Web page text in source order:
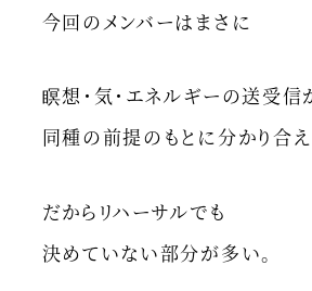
今回のメンバーはまさに
瞑想・気・エネルギーの送受信
同種の前提のもとに分かり合え
だからリハーサルでも
決めていない部分が多い。